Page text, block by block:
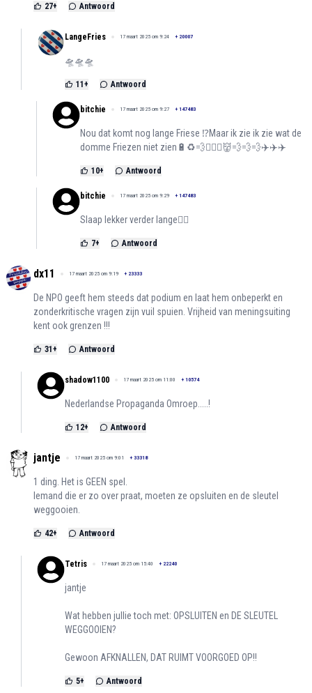
27+ Antwoord
LangeFries 17 maart 2025 om 9:24 + 20007
🛸🛸🛸
11+ Antwoord
bitchie 17 maart 2025 om 9:27 + 147483
Nou dat komt nog lange Friese ⁉️Maar ik zie ik zie wat de
domme Friezen niet zien🔋♻️💨👨🏻‍✈️👹💨💨💨✈️✈️✈️
10+ Antwoord
bitchie 17 maart 2025 om 9:29 + 147483
Slaap lekker verder lange😶‍🌫️
7+ Antwoord
dx11 17 maart 2025 om 9:19 + 23333
De NPO geeft hem steeds dat podium en laat hem onbeperkt en
zonderkritische vragen zijn vuil spuien. Vrijheid van meningsuiting
kent ook grenzen !!!
31+ Antwoord
shadow1100 17 maart 2025 om 11:00 + 10574
Nederlandse Propaganda Omroep.....!
12+ Antwoord
jantje 17 maart 2025 om 9:01 + 33318
1 ding. Het is GEEN spel.
Iemand die er zo over praat, moeten ze opsluiten en de sleutel
weggooien.
42+ Antwoord
Tetris 17 maart 2025 om 15:40 + 22240
jantje
Wat hebben jullie toch met: OPSLUITEN en DE SLEUTEL
WEGGOOIEN?
Gewoon AFKNALLEN, DAT RUIMT VOORGOED OP!!
5+ Antwoord